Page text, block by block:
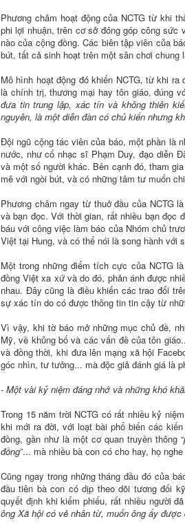
Phương châm hoạt động của NCTG từ khi
phi lợi nhuận, trên cơ sở đóng góp công
nào của cộng đồng. Các biên tập viên của
bút, tất cả sinh hoạt trên một sân chơi chung
Mô hình hoạt động đó khiến NCTG, từ khi
là chính trị, thương mại hay tôn giáo, đúng
đưa tin trung lập, xác tín và không thiên
nguyên, là một diễn đàn có chủ kiến nhưng
Đội ngũ cộng tác viên của báo, một phần là
nước, như cố nhạc sĩ Phạm Duy, đạo diễn
và một số người khác. Bên cạnh đó, tham
mê với ngòi bút, và có những tâm tư muốn
Phương châm ngay từ thuở đầu của NCTG
và bạn đọc. Với thời gian, rất nhiều bạn đọc
báu với công việc làm báo của Nhóm chủ
Việt tại Hung, và có thể nói là song hành với
Một trong những điểm tích cực của NCTG
đồng Việt xa xứ và do đó, phản ánh được
nhau. Đây cũng là điều khiến các trao đổi
sự xác tín do có được thông tin tin cậy từ
Vì vậy, khi tờ báo mở những mục chủ đề,
Mỹ, về khủng bố và các vấn đề của tôn
và đồng thời, khi đưa lên mạng xã hội
góc nhìn, tư tưởng... mà độc giả đánh giá là
- Một vài kỷ niệm đáng nhớ và những khó
Trong 15 năm trời NCTG có rất nhiều kỷ
khi mới ra đời, với loạt bài phổ biến các
đồng, gần như là một cơ quan truyền thông “
đồng”... mà nhiều bà con có cho hay, họ
Cũng ngay trong những tháng đầu đó của
đầu tiên bà con có dịp theo dõi tương đối
quyết định khi kiểm phiếu, rất nhiều người
ông Xã hội có vẻ nhân từ, muốn ông ấy được